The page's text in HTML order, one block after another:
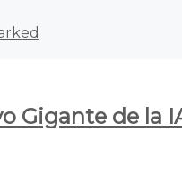
Gigante de